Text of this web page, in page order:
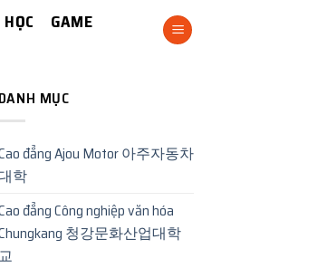
GAME
DANH MỤC
đẳng Ajou Motor 아주자동차
학
đẳng Công nghiệp văn hóa
청강문화산업대학
교